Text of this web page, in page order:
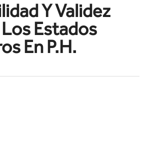
Y Validez
Estados
En P.H.